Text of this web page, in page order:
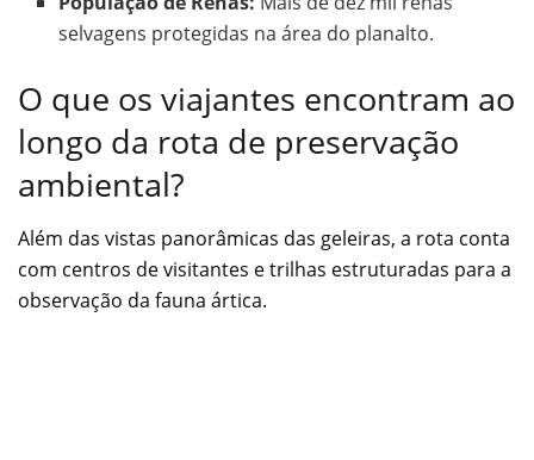
selvagens protegidas na área do planalto.
O que os viajantes encontram ao
longo da rota de preservação
ambiental?
Além das vistas panorâmicas das geleiras, a rota conta
com centros de visitantes e trilhas estruturadas para a
observação da fauna ártica.